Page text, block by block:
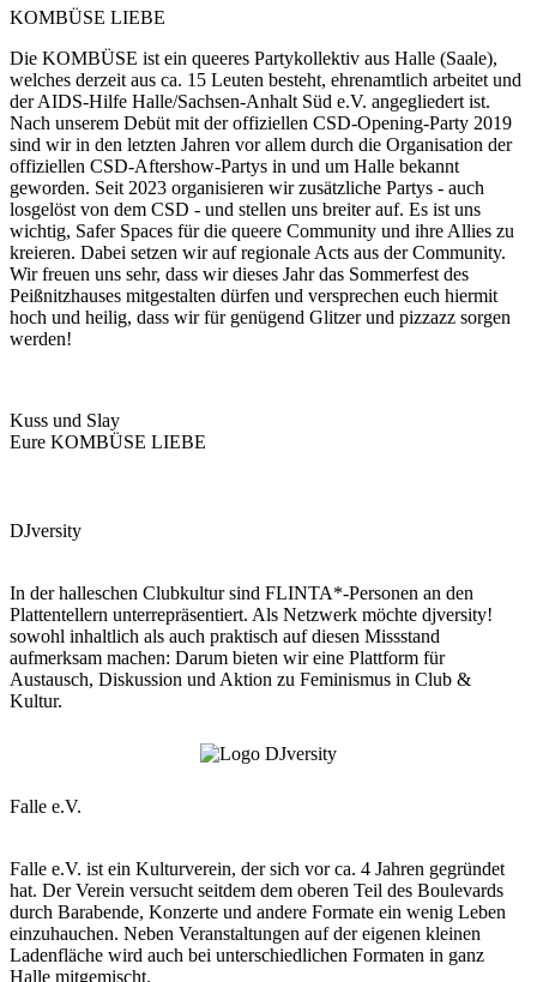
KOMBÜSE LIEBE
Die KOMBÜSE ist ein queeres Partykollektiv aus Halle (Saale),
welches derzeit aus ca. 15 Leuten besteht, ehrenamtlich arbeitet und
der AIDS-Hilfe Halle/Sachsen-Anhalt Süd e.V. angegliedert ist.
Nach unserem Debüt mit der offiziellen CSD-Opening-Party 2019
sind wir in den letzten Jahren vor allem durch die Organisation der
offiziellen CSD-Aftershow-Partys in und um Halle bekannt
geworden. Seit 2023 organisieren wir zusätzliche Partys - auch
losgelöst von dem CSD - und stellen uns breiter auf. Es ist uns
wichtig, Safer Spaces für die queere Community und ihre Allies zu
kreieren. Dabei setzen wir auf regionale Acts aus der Community.
Wir freuen uns sehr, dass wir dieses Jahr das Sommerfest des
Peißnitzhauses mitgestalten dürfen und versprechen euch hiermit
hoch und heilig, dass wir für genügend Glitzer und pizzazz sorgen
werden!
Kuss und Slay
Eure KOMBÜSE LIEBE
DJversity
In der halleschen Clubkultur sind FLINTA*-Personen an den
Plattentellern unterrepräsentiert. Als Netzwerk möchte djversity!
sowohl inhaltlich als auch praktisch auf diesen Missstand
aufmerksam machen: Darum bieten wir eine Plattform für
Austausch, Diskussion und Aktion zu Feminismus in Club &
Kultur.
Falle e.V.
Falle e.V. ist ein Kulturverein, der sich vor ca. 4 Jahren gegründet
hat. Der Verein versucht seitdem dem oberen Teil des Boulevards
durch Barabende, Konzerte und andere Formate ein wenig Leben
einzuhauchen. Neben Veranstaltungen auf der eigenen kleinen
Ladenfläche wird auch bei unterschiedlichen Formaten in ganz
Halle mitgemischt.